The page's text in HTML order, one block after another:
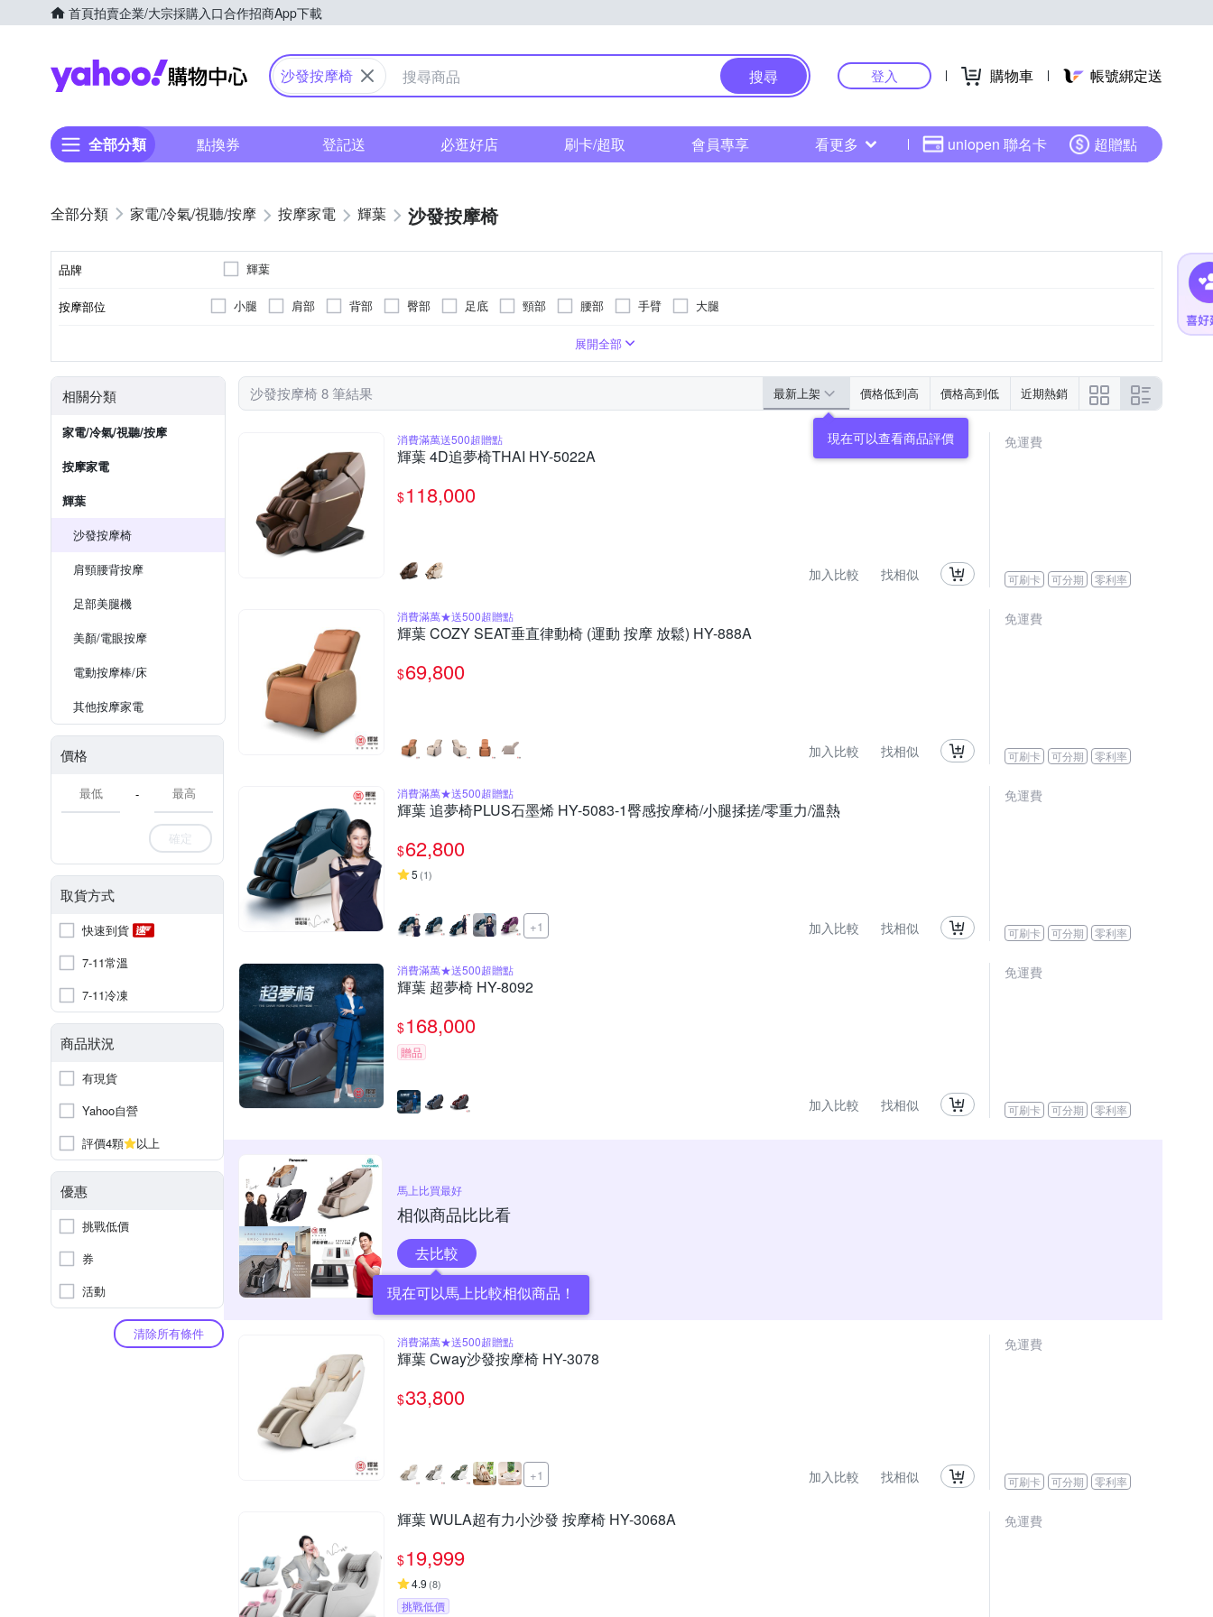
首頁拍賣企業/大宗採購入口合作招商App下載
Yahoo購物中心
沙發按摩椅 搜尋 登入 購物車 帳號綁定送
全部分類 點換券 登記送 必逛好店 刷卡/超取 會員專享 看更多 uniopen 聯名卡 超贈點
家電/冷氣/視聽/按摩 按摩家電 輝葉 沙發按摩椅
品牌 輝葉
按摩部位 小腿 肩部 背部 臀部 足底 頸部 腰部 手臂 大腿
展開全部
相關分類
家電/冷氣/視聽/按摩
按摩家電
輝葉
沙發按摩椅
肩頸腰背按摩
足部美腿機
美顏/電眼按摩
電動按摩棒/床
其他按摩家電
價格
-
確定
取貨方式
快速到貨
7-11常溫
7-11冷凍
商品狀況
有現貨
Yahoo自營
評價4顆
以上
優惠
挑戰低價
券
活動
清除所有條件
沙發按摩椅 8 筆結果 最新上架 價格低到高 價格高到低 近期熱銷
現在可以查看商品評價
消費滿萬送500超贈點
輝葉 4D追夢椅THAI HY-5022A
$118,000
加入比較 找相似
免運費
可刷卡 可分期 零利率
消費滿萬★送500超贈點
輝葉 COZY SEAT垂直律動椅 (運動 按摩 放鬆) HY-888A
$69,800
加入比較 找相似
免運費
可刷卡 可分期 零利率
消費滿萬★送500超贈點
輝葉 追夢椅PLUS石墨烯 HY-5083-1臀感按摩椅/小腿揉搓/零重力/溫熱
$62,800
5 (1)
+1 加入比較 找相似
免運費
可刷卡 可分期 零利率
消費滿萬★送500超贈點
輝葉 超夢椅 HY-8092
$168,000
贈品
加入比較 找相似
免運費
可刷卡 可分期 零利率
馬上比買最好
相似商品比比看
去比較
現在可以馬上比較相似商品！
消費滿萬★送500超贈點
輝葉 Cway沙發按摩椅 HY-3078
$33,800
+1 加入比較 找相似
免運費
可刷卡 可分期 零利率
輝葉 WULA超有力小沙發 按摩椅 HY-3068A
$19,999
4.9 (8)
挑戰低價
免運費